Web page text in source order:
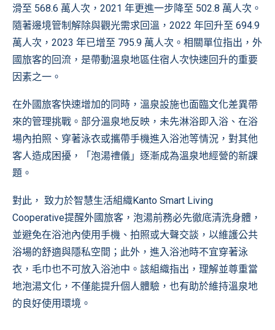
滑至 568.6 萬人次，2021 年更進一步降至 502.8 萬人次。
隨著邊境管制解除與觀光需求回溫，2022 年回升至 694.9
萬人次，2023 年已增至 795.9 萬人次。相關單位指出，外
國旅客的回流，是帶動溫泉地區住宿人次快速回升的重要
因素之一。
在外國旅客快速增加的同時，溫泉設施也面臨文化差異帶
來的管理挑戰。部分溫泉地反映，未先淋浴即入浴、在浴
場內拍照、穿著泳衣或攜帶手機進入浴池等情況，對其他
客人造成困擾，「泡湯禮儀」逐漸成為溫泉地經營的新課
題。
對此， 致力於智慧生活組織Kanto Smart Living
Cooperative提醒外國旅客，泡湯前務必先徹底清洗身體，
並避免在浴池內使用手機、拍照或大聲交談，以維護公共
浴場的舒適與隱私空間；此外，進入浴池時不宜穿著泳
衣，毛巾也不可放入浴池中。該組織指出，理解並尊重當
地泡湯文化，不僅能提升個人體驗，也有助於維持溫泉地
的良好使用環境。